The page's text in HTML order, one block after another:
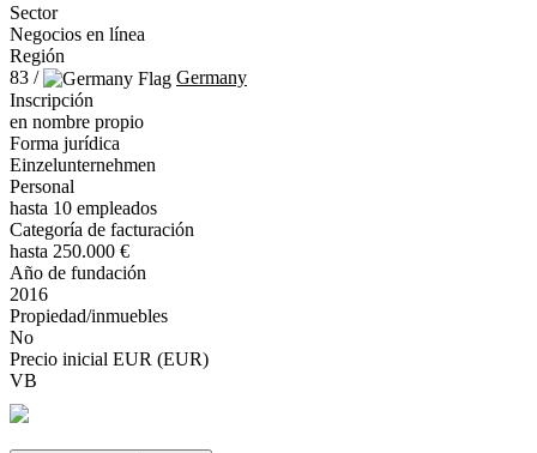
Sector
Negocios en línea
Región
83 /
Germany
Inscripción
en nombre propio
Forma jurídica
Einzelunternehmen
Personal
hasta 10 empleados
Categoría de facturación
hasta 250.000 €
Año de fundación
2016
Propiedad/inmuebles
No
Precio inicial EUR (EUR)
VB